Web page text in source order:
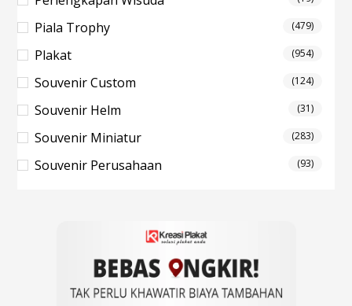
Piala Trophy (479)
Plakat (954)
Souvenir Custom (124)
Souvenir Helm (31)
Souvenir Miniatur (283)
Souvenir Perusahaan (93)